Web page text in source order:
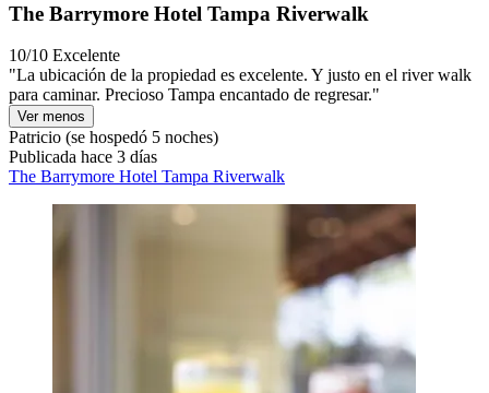
The Barrymore Hotel Tampa Riverwalk
10/10 Excelente
"La ubicación de la propiedad es excelente. Y justo en el river walk
para caminar. Precioso Tampa encantado de regresar."
Ver menos
Patricio (se hospedó 5 noches)
Publicada hace 3 días
The Barrymore Hotel Tampa Riverwalk